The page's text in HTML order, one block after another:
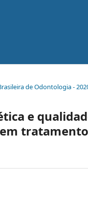
de Odontologia -
e